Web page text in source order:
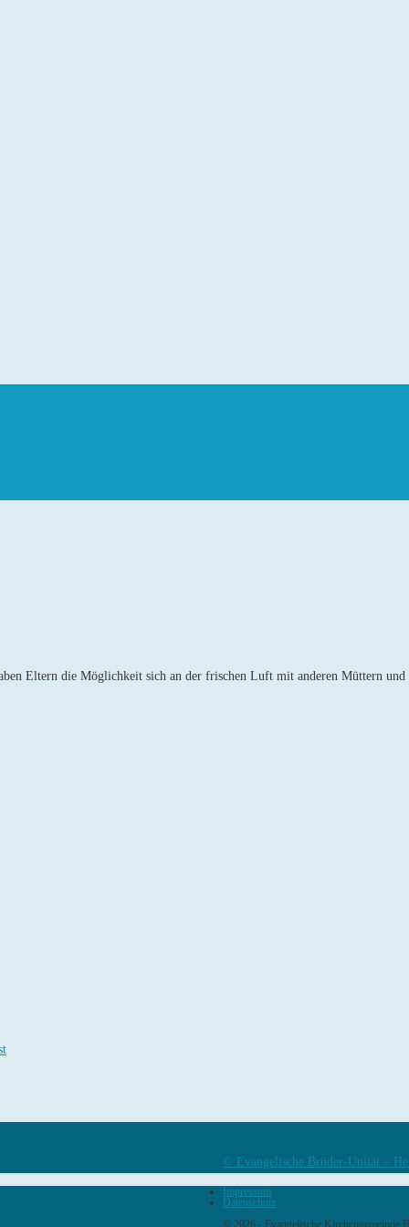
Eltern die Möglichkeit sich an der frischen Luft mit anderen Müttern
© Evangelische Brüder-Unität –
Impressum
Datenschutz
© 2026 - Evangelische Kirchengemeinde